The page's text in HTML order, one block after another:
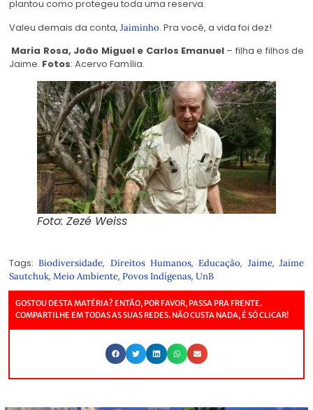
plantou como protegeu toda uma reserva.
Valeu demais da conta, Jaiminho. Pra você, a vida foi dez!
Maria Rosa, João Miguel e Carlos Emanuel– filha e filhos de
Jaime. Fotos: Acervo Família.
Foto: Zezé Weiss
Tags:Biodiversidade, Direitos Humanos,Educação, Jaime,Jaime
Sautchuk, Meio Ambiente, Povos Indígenas, UnB
GOSTOU DESTA MATÉRIA? ENTÃO, POR FAVOR, PASSA PRA FRENTE.
COMPARTILHE EM TODAS AS SUAS REDES. NÃO CUSTA NADA, É SÓ CLICAR!